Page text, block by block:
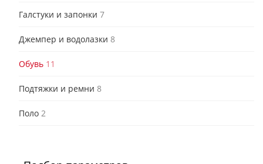
Галстуки и запонки 7
Джемпер и водолазки 8
Обувь 11
Подтяжки и ремни 8
Поло 2